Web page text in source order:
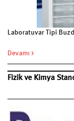
Laboratuvar Tipi
Devamı >
Fizik ve Kimya